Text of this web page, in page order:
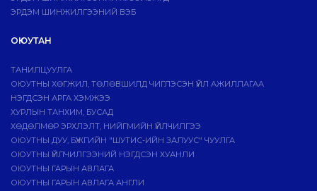
ЭРДЭМ ШИНЖИЛГЭЭНИЙ ВЭБ
ОЮУТАН
ТАНИЛЦУУЛГА
ОЮУТНЫ ХӨГЖИЛ, ТӨЛӨВШИЛД ЧИГЛЭСЭН ҮЙЛ АЖИЛЛАГАА
НЭГДСЭН АРГА ХЭМЖЭЭ
ХУРЛЫН ТАНХИМ, БУСАД
ХӨДӨЛМӨР ЭРХЛЭЛТ, НИЙГМИЙН ҮЙЛЧИЛГЭЭ
ОЮУТНЫ ДУУ, БҮЖГИЙН "ШУТИС-ИЙН ЗАЛУУС" ЧУУЛГА
ОЮУТНЫ ҮЙЛЧИЛГЭЭНИЙ НЭГДСЭН ХУАНЛИ
ОЮУТНЫ ГАРЫН АВЛАГА
ОЮУТНЫ ГАРЫН АВЛАГА АНГЛИ